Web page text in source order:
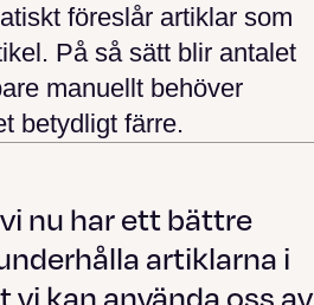
föreslår artiklar som
På så sätt blir antalet
manuellt behöver
betydligt färre.
nu har ett bättre
artiklarna i
kan använda oss av